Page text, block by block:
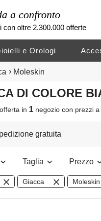
a confronto
con oltre 2.300.000 offerte
e Orologi
› Moleskin
DI COLORE
offerta in 1 negoziocon prezzi
gratuita
Taglia Prezzo
Giacca Moleskin